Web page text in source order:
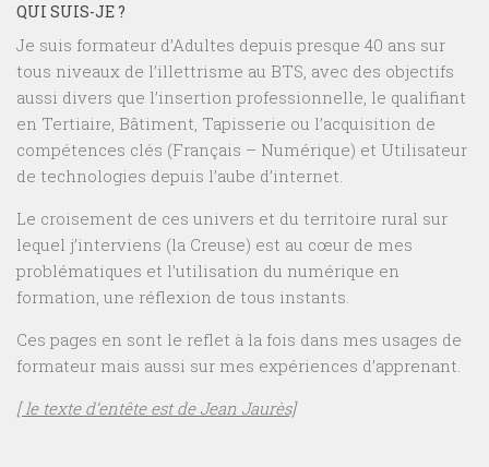
QUI SUIS-JE ?
Je suis formateur d’Adultes depuis presque 40 ans sur
tous niveaux de l’illettrisme au BTS, avec des objectifs
aussi divers que l’insertion professionnelle, le qualifiant
en Tertiaire, Bâtiment, Tapisserie ou l’acquisition de
compétences clés (Français – Numérique) et Utilisateur
de technologies depuis l’aube d’internet.
Le croisement de ces univers et du territoire rural sur
lequel j’interviens (la Creuse) est au cœur de mes
problématiques et l’utilisation du numérique en
formation, une réflexion de tous instants.
Ces pages en sont le reflet à la fois dans mes usages de
formateur mais aussi sur mes expériences d’apprenant.
[ le texte d’entête est de Jean Jaurès]